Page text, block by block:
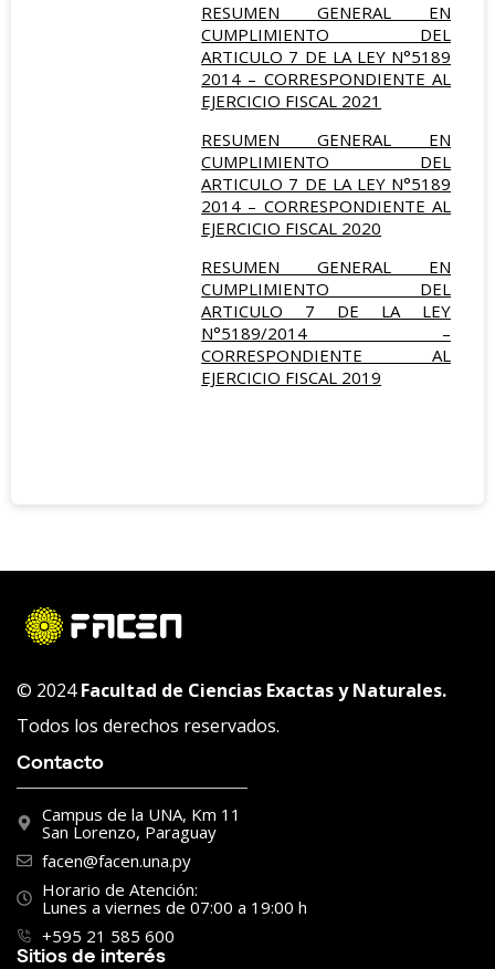
RESUMEN GENERAL EN
CUMPLIMIENTO DEL
ARTICULO 7 DE LA LEY N°5189
2014 – CORRESPONDIENTE AL
EJERCICIO FISCAL 2021
RESUMEN GENERAL EN
CUMPLIMIENTO DEL
ARTICULO 7 DE LA LEY N°5189
2014 – CORRESPONDIENTE AL
EJERCICIO FISCAL 2020
RESUMEN GENERAL EN
CUMPLIMIENTO DEL
ARTICULO 7 DE LA LEY
N°5189/2014 –
CORRESPONDIENTE AL
EJERCICIO FISCAL 2019
© 2024Facultad de Ciencias Exactas y Naturales.
Todos los derechos reservados.
Contacto
Campus de la UNA, Km 11
San Lorenzo, Paraguay
facen@facen.una.py
Horario de Atención:
Lunes a viernes de 07:00 a 19:00 h
+595 21 585 600
Sitios de interés